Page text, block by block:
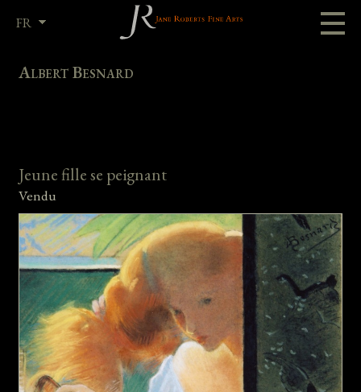
FR
Albert Besnard
Jeune fille se peignant
Vendu